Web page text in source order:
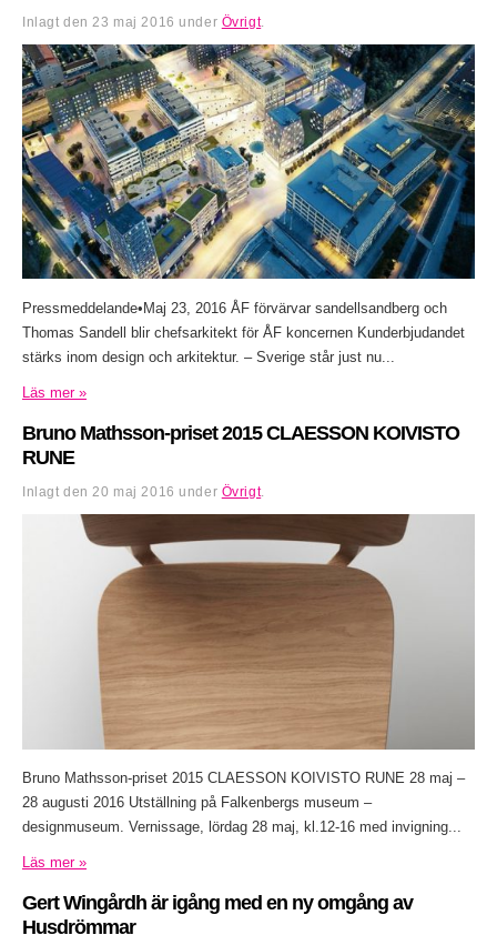
Inlagt den 23 maj 2016 under Övrigt.
Pressmeddelande•Maj 23, 2016 ÅF förvärvar sandellsandberg och
Thomas Sandell blir chefsarkitekt för ÅF koncernen Kunderbjudandet
stärks inom design och arkitektur. – Sverige står just nu...
Läs mer »
Bruno Mathsson-priset 2015 CLAESSON KOIVISTO
RUNE
Inlagt den 20 maj 2016 under Övrigt.
Bruno Mathsson-priset 2015 CLAESSON KOIVISTO RUNE 28 maj –
28 augusti 2016 Utställning på Falkenbergs museum –
designmuseum. Vernissage, lördag 28 maj, kl.12-16 med invigning...
Läs mer »
Gert Wingårdh är igång med en ny omgång av
Husdrömmar